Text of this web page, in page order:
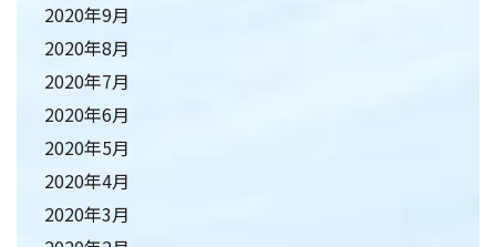
2020年9月
2020年8月
2020年7月
2020年6月
2020年5月
2020年4月
2020年3月